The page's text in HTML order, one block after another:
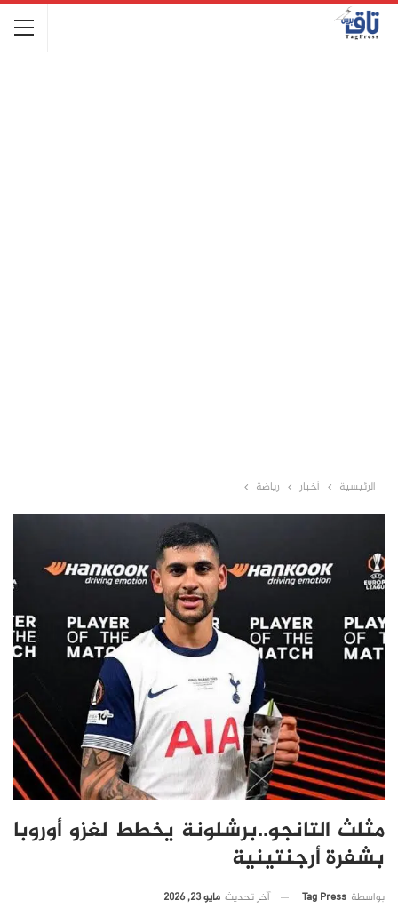
الرئيسية أخبار رياضة
مثلث التانجو..برشلونة يخطط لغزو أوروبا
بشفرة أرجنتينية
بواسطة Tag Press آخر تحديث مايو 23, 2026